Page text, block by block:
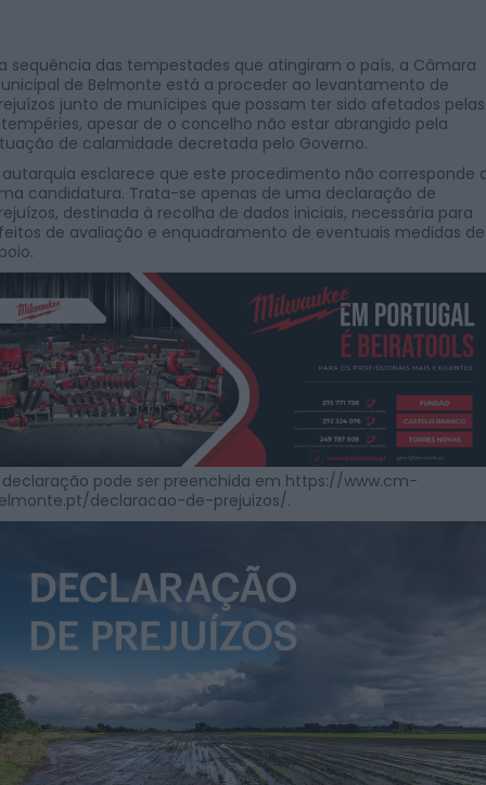
sequência das tempestades que atingiram o país, a Câmara
de Belmonte está a proceder ao levantamento de
junto de munícipes que possam ter sido afetados pelas
apesar de o concelho não estar abrangido pela
de calamidade decretada pelo Governo.
autarquia esclarece que este procedimento não corresponde
candidatura. Trata-se apenas de uma declaração de
destinada à recolha de dados iniciais, necessária para
de avaliação e enquadramento de eventuais medidas de
declaração pode ser preenchida em https://www.cm-
declaracao-de-prejuizos/.